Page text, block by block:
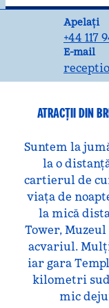
Apelați
Apelare
+44 117
E-mail
Email
ATRACȚII DIN
Suntem la
la o
cartierul de
viața de
la mică
Tower,
acvariul.
iar gara
kilometri
mic